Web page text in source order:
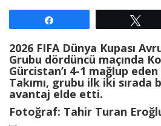
2026 FIFA Dünya Kupası
Grubu dördüncü maçında
Gürcistan’ı 4-1 mağlup
Takımı, grubu ilk iki
avantaj elde etti.
Fotoğraf: Tahir Turan